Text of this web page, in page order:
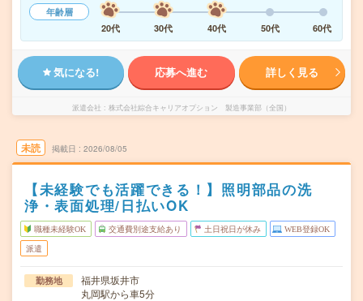
年齢層
20代
30代 40代 50代 60代
気になる! 応募へ進む 詳しく見る
派遣会社 株式会社綜合キャリアオプション 製造事業部（全国）
未読 掲載日 2026/08/05
【未経験でも活躍できる！】照明部品の洗
浄・表面処理/日払いOK
職種未経験OK 交通費別途支給あり 土日祝日が休み WEB登録OK
派遣
勤務地
福井県坂井市
丸岡駅から車5分